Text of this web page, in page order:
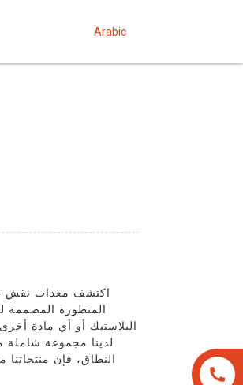
Arabic
اكتشف معدات نقش
المتطورة المصممة
البلاستيك أو أي مادة
النطاق، فإن